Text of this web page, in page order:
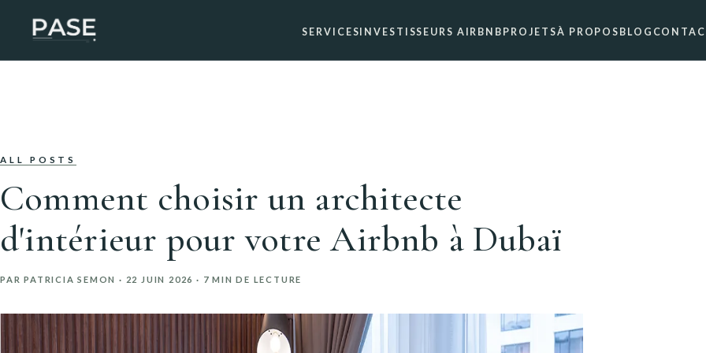
SERVICESINVESTISSEURS AIRBNB PROJETSÀ PROPOS BLOG
ALL POSTS
Comment choisir un architecte
d'intérieur pour votre Airbnb à Dubaï
PAR PATRICIA SEMON · 22 JUIN 2026 · 7 MIN DE LECTURE